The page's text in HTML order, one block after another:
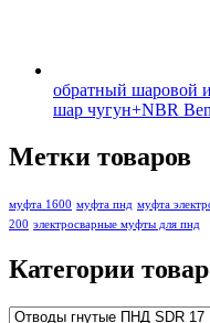
обратный шаровой
шар чугун+NBR
Метки товаров
муфта 1600 муфта пнд муфта
200 электросварные муфты для пнд
Категории